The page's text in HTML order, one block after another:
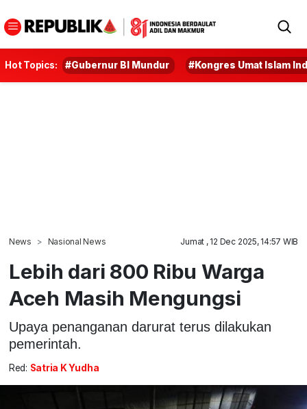
Hot Topics: #Gubernur BI Mundur #Kongres Umat Islam
News Nasional News Jumat , 12 Dec 2025, 14:57 WIB
Lebih dari 800 Ribu Warga
Aceh Masih Mengungsi
Upaya penanganan darurat terus dilakukan
pemerintah.
Red: Satria K Yudha